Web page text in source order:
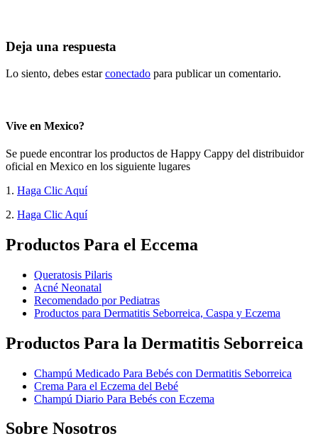
Deja una respuesta
Lo siento, debes estarconectado para publicar un comentario.
Vive en Mexico?
Se puede encontrar los productos de Happy Cappy del distribuidor
oficial en Mexico en los siguiente lugares
1. Haga Clic Aquí
2. Haga Clic Aquí
Productos Para el Eccema
Queratosis Pilaris
Acné Neonatal
Recomendado por Pediatras
Productos para Dermatitis Seborreica, Caspa y Eczema
Productos Para la Dermatitis Seborreica
Champú Medicado Para Bebés con Dermatitis Seborreica
Crema Para el Eczema del Bebé
Champú Diario Para Bebés con Eczema
Sobre Nosotros